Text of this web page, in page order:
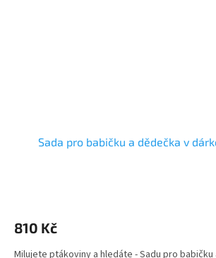
Sada pro babičku a dědečka v
je
810 Kč
Milujete ptákoviny a hledáte - Sadu pro